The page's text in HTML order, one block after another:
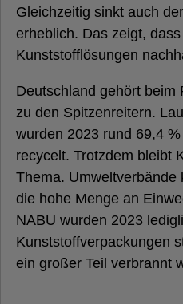
Gleichzeitig sinkt auch
erheblich. Das zeigt,
Kunststofflösungen
Deutschland gehört beim
zu den Spitzenreitern.
wurden 2023 rund 69,4
recycelt. Trotzdem bleibt
Thema. Umweltverbände
die hohe Menge an
NABU wurden 2023
Kunststoffverpackungen
ein großer Teil verbrannt